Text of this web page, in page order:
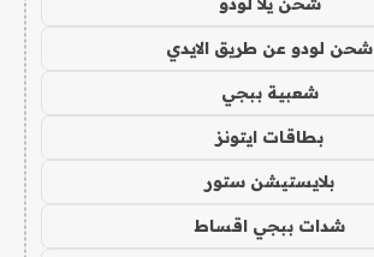
شحن لودو عن طريق الايدي
شعبية ببجي
بطاقات ايتونز
بلايستيشن ستور
شدات ببجي اقساط